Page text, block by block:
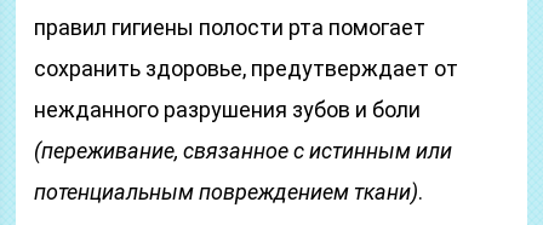
правил гигиены полости рта помогает
сохранить здоровье, предутверждает от
нежданного разрушения зубов и боли
(переживание, связанное с истинным или
потенциальным повреждением ткани).